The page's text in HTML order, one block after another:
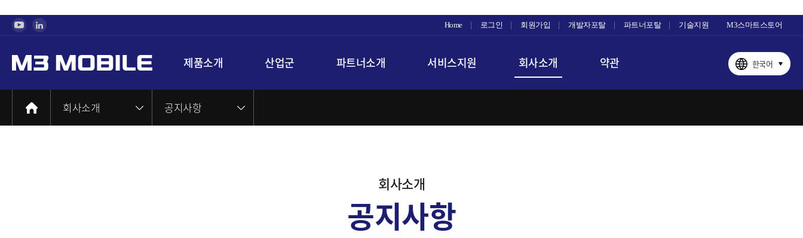
Home 로그인 회원가입 개발자포탈 파트너포탈 기술지원 M3스마트스토어
제품소개 산업군 파트너소개 서비스지원 회사소개 약관 한국어
회사소개 공지사항
회사소개
공지사항